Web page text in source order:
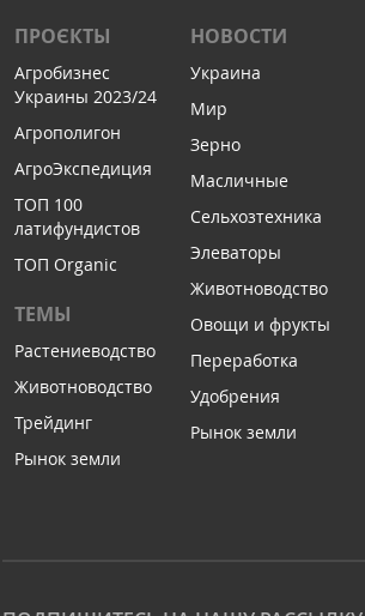
ПРОЄКТЫ
Агробизнес
Украины 2023/24
Агрополигон
АгроЭкспедиция
ТОП 100
латифундистов
ТОП Organic
ТЕМЫ
Растениеводство
Животноводство
Трейдинг
Рынок земли
НОВОСТИ
Украина
Мир
Зерно
Масличные
Сельхозтехника
Элеваторы
Животноводство
Овощи и фрукты
Переработка
Удобрения
Рынок земли